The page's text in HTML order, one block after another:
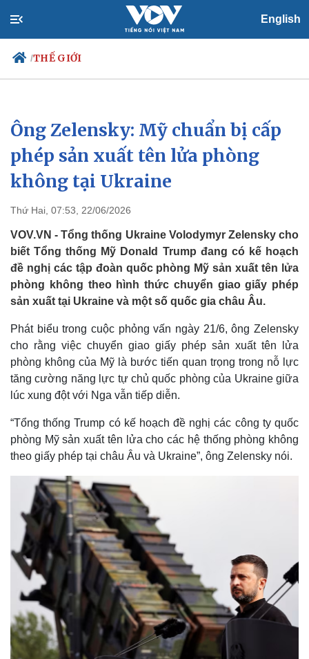
English
/THẾ GIỚI
Chính trị
Đảng
Tổ chức nhân sự
Quốc hội
Nhận diện sự thật
Xã hội
Tin 24h
Dự báo thời tiết
Giáo dục
Ông Zelensky: Mỹ chuẩn bị cấp
phép sản xuất tên lửa phòng
không tại Ukraine
Thứ Hai, 07:53, 22/06/2026
VOV.VN - Tổng thống Ukraine Volodymyr Zelensky cho
biết Tổng thống Mỹ Donald Trump đang có kế hoạch
đề nghị các tập đoàn quốc phòng Mỹ sản xuất tên lửa
phòng không theo hình thức chuyển giao giấy phép
sản xuất tại Ukraine và một số quốc gia châu Âu.
Phát biểu trong cuộc phỏng vấn ngày 21/6, ông Zelensky
cho rằng việc chuyển giao giấy phép sản xuất tên lửa
phòng không của Mỹ là bước tiến quan trọng trong nỗ lực
tăng cường năng lực tự chủ quốc phòng của Ukraine giữa
lúc xung đột với Nga vẫn tiếp diễn.
“Tổng thống Trump có kế hoạch đề nghị các công ty quốc
phòng Mỹ sản xuất tên lửa cho các hệ thống phòng không
theo giấy phép tại châu Âu và Ukraine”, ông Zelensky nói.